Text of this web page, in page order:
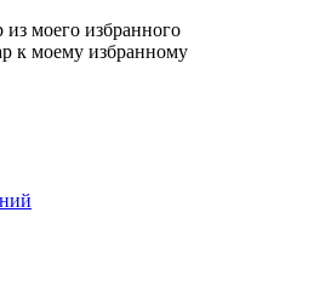
из моего избранного
к моему избранному